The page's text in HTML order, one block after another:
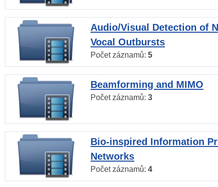
Audio/Visual Detection of
Vocal Outbursts
Počet záznamů: 5
Beamforming and MIMO
Počet záznamů: 3
Bio-inspired Information
Networks
Počet záznamů: 4